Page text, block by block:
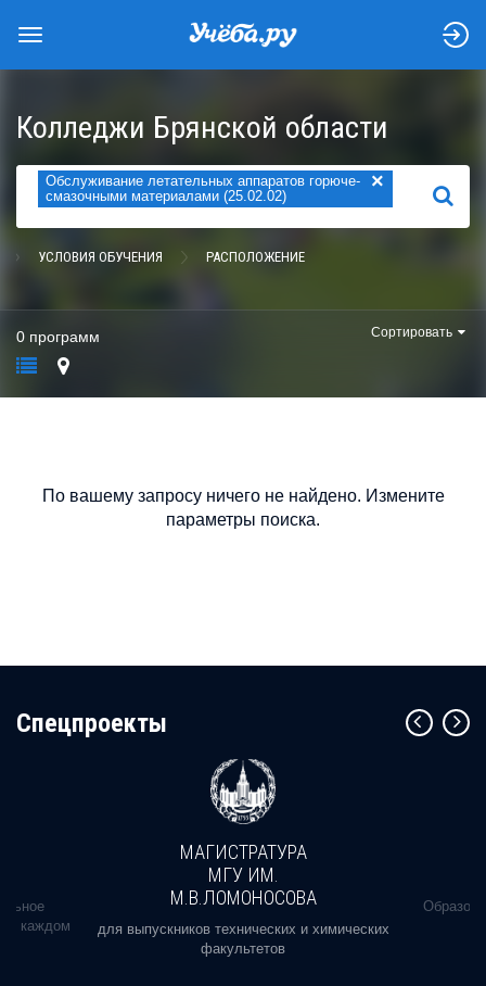
Колледжи Брянской области
Обслуживание летательных аппаратов горюче-
смазочными материалами (25.02.02)
×
НАЙТИ
УСЛОВИЯ ОБУЧЕНИЯ РАСПОЛОЖЕНИЕ
0 программ Сортировать
По вашему запросу ничего не найдено. Измените
параметры поиска.
Cпецпроекты
в каждом
МАГИСТРАТУРА
МГУ ИМ.
М.В.ЛОМОНОСОВА
для выпускников технических и химических
факультетов